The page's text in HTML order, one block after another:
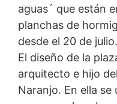
aguas´ que están
planchas de
desde el 20 de julio.
El diseño de la
arquitecto e hijo
Naranjo. En ella se
Derecho a presentar
reguladoras
Si se ha producido
protección de datos,
presentar una queja
competentes. La